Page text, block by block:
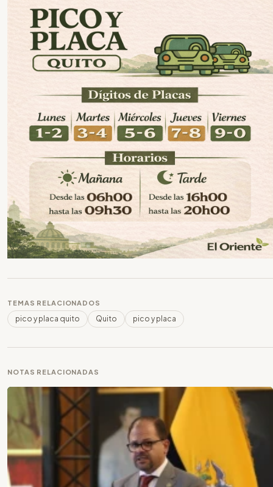
TEMAS RELACIONADOS
pico y placa quito Quito pico y placa
NOTAS RELACIONADAS